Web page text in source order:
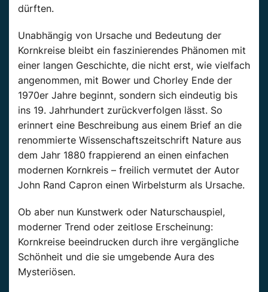
dürften.
Unabhängig von Ursache und Bedeutung der
Kornkreise bleibt ein faszinierendes Phänomen mit
einer langen Geschichte, die nicht erst, wie vielfach
angenommen, mit Bower und Chorley Ende der
1970er Jahre beginnt, sondern sich eindeutig bis
ins 19. Jahrhundert zurückverfolgen lässt. So
erinnert eine Beschreibung aus einem Brief an die
renommierte Wissenschaftszeitschrift Nature aus
dem Jahr 1880 frappierend an einen einfachen
modernen Kornkreis – freilich vermutet der Autor
John Rand Capron einen Wirbelsturm als Ursache.
Ob aber nun Kunstwerk oder Naturschauspiel,
moderner Trend oder zeitlose Erscheinung:
Kornkreise beeindrucken durch ihre vergängliche
Schönheit und die sie umgebende Aura des
Mysteriösen.